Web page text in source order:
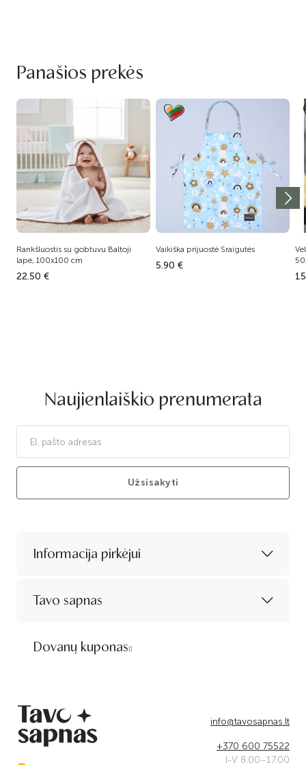
Panašios prekės
Rankšluostis su gobtuvu Baltoji
lapė, 100x100 cm
22.50 €
Vaikiška prijuostė Sraigutės
5.90 €
Naujienlaiškio prenumerata
Užsisakyti
Informacija pirkėjui
Tavo sapnas
Dovanų kuponas
info@tavosapnas.lt
+370 600 75522
I-V 8.00–17.00